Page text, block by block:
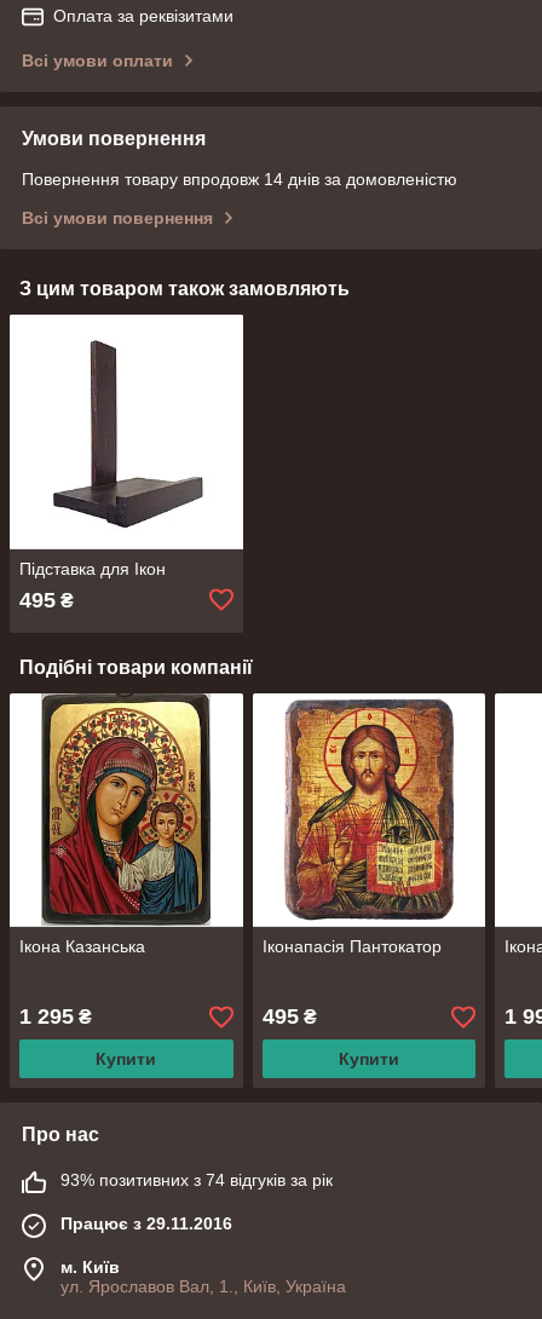
Оплата за реквізитами
Всі умови оплати
Умови повернення
Повернення товару впродовж 14 днів за домовленістю
Всі умови повернення
З цим товаром також замовляють
Підставка для Ікон
495 ₴
Подібні товари компанії
Ікона Казанська
1 295 ₴
Купити
Іконапасія Пантокатор
495₴
Купити
1
Про нас
93% позитивних з 74 відгуків за рік
Працює з 29.11.2016
м. Київ
ул. Ярославов Вал, 1., Київ, Україна